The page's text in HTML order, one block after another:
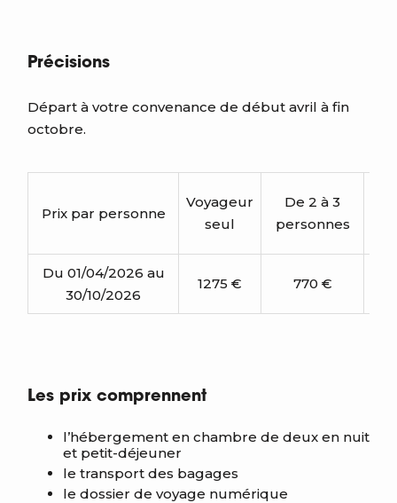
Précisions
Départ à votre convenance de début avril à fin
octobre.
Prix par personne
Voyageur
seul
De 2 à 3
personnes
Du 01/04/2026 au
30/10/2026
1275 € 770 €
Les prix comprennent
l’hébergement en chambre de deux en nuit
et petit-déjeuner
le transport des bagages
le dossier de voyage numérique